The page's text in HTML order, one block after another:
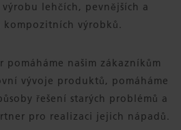
výrobu lehčích, pevnějších a
kompozitních výrobků.
pomáháme našim zákazníkům
vývoje produktů, pomáháme
řešení starých problémů a
pro realizaci jejich nápadů.